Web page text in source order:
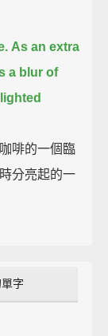
As an extra
a blur of
啡的一個臨
分亮起的一
字